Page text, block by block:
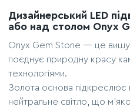
Дизайнерський LED
або над столом Onyx
Onyx Gem Stone — це
поєднує природну красу
технологіями.
Золота основа підкреслює
нейтральне світло, що